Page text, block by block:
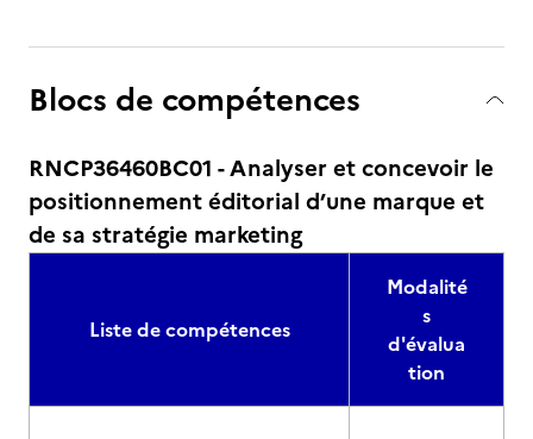
Blocs de compétences
RNCP36460BC01 - Analyser et concevoir le
positionnement éditorial d’une marque et
de sa stratégie marketing
Liste de compétences
Modalité
s
d'évalua
tion